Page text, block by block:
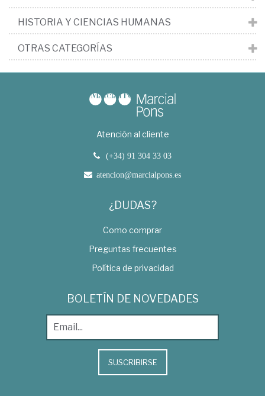
HISTORIA Y CIENCIAS HUMANAS
OTRAS CATEGORÍAS
Atención al cliente
(+34) 91 304 33 03
atencion@marcialpons.es
¿DUDAS?
Como comprar
Preguntas frecuentes
Política de privacidad
BOLETÍN DE NOVEDADES
SUSCRIBIRSE